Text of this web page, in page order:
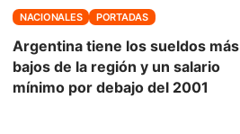
NACIONALES PORTADAS
Argentina tiene los sueldos más
bajos de la región y un salario
mínimo por debajo del 2001